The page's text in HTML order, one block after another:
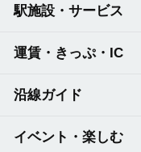
駅施設・サービス
運賃・きっぷ・IC
沿線ガイド
イベント・楽しむ